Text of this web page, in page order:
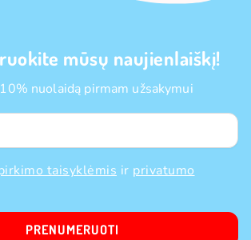
mūsų naujienlaiškį!
nuolaidą pirmam užsakymui
taisyklėmis ir privatumo
PRENUMERUOTI